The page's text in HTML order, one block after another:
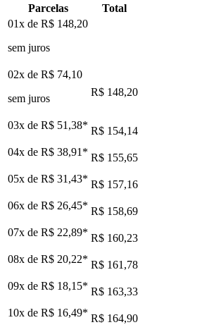
Parcelas
Total
01x de R$ 148,20
sem juros
02x de R$ 74,10
sem juros
R$ 148,20
03x de R$ 51,38* R$ 154,14
04x de R$ 38,91 * R$ 155,65
05x de R$ 31,43* R$ 157,16
06x de R$ 26,45* R$ 158,69
07x de R$ 22,89* R$ 160,23
08x de R$ 20,22* R$ 161,78
09x de R$ 18,15* R$ 163,33
10x de R$ 16,49* R$ 164,90